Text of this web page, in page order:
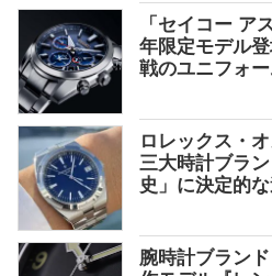
「セイコー ア
年限定モデル
戦のユニフォ
ロレックス・
三大時計ブラ
史」に決定的
腕時計ブラン